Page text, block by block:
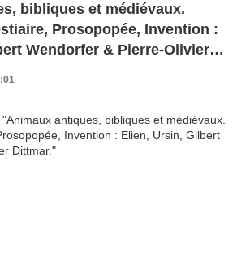
bibliques et médiévaux.
Prosopopée, Invention :
Wendorfer & Pierre-Olivier